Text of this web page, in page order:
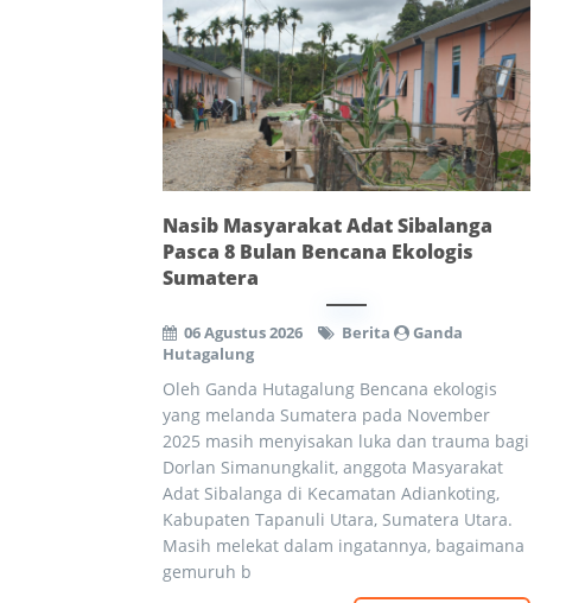
Nasib Masyarakat Adat Sibalanga
Pasca 8 Bulan Bencana Ekologis
Sumatera
06 Agustus 2026 Berita
Ganda
Hutagalung
Oleh Ganda Hutagalung Bencana ekologis
yang melanda Sumatera pada November
2025 masih menyisakan luka dan trauma bagi
Dorlan Simanungkalit, anggota Masyarakat
Adat Sibalanga di Kecamatan Adiankoting,
Kabupaten Tapanuli Utara, Sumatera Utara.
Masih melekat dalam ingatannya, bagaimana
gemuruh b